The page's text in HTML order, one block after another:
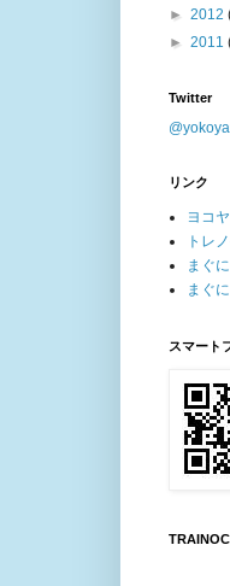
► 2012
► 2011
Twitter
リンク
ヨコ
トレ
まぐ
まぐ
スマート